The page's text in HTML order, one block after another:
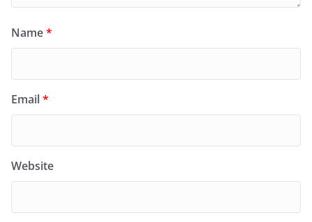
Name*
Email*
Website